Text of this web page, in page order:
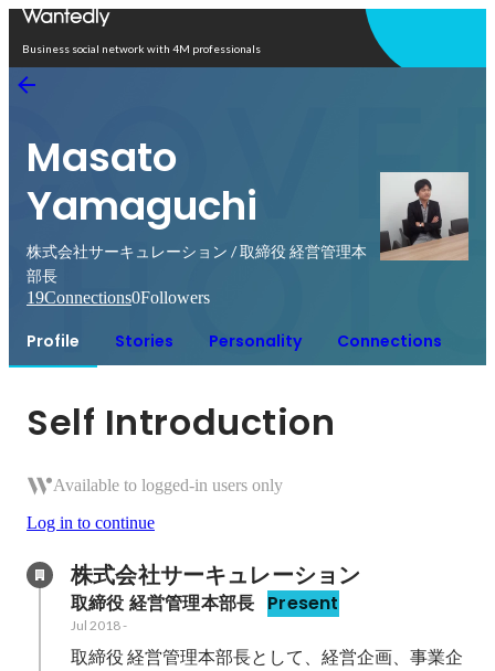
Business social network with 4M professionals
Masato
Yamaguchi
株式会社サーキュレーション / 取締役 経営管理本
部長
19Connections0Followers
Profile Stories Personality Connections
Self Introduction
Available to logged-in users only
Log in to continue
株式会社サーキュレーション
取締役 経営管理本部長 Present
Jul 2018-
取締役 経営管理本部長として、経営企画、事業企